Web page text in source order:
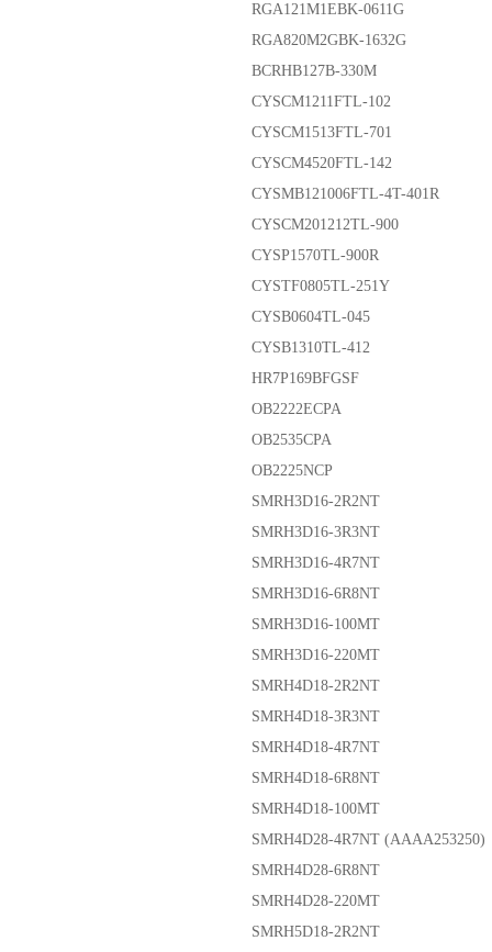
RGA121M1EBK-0611G
RGA820M2GBK-1632G
BCRHB127B-330M
CYSCM1211FTL-102
CYSCM1513FTL-701
CYSCM4520FTL-142
CYSMB121006FTL-4T-401R
CYSCM201212TL-900
CYSP1570TL-900R
CYSTF0805TL-251Y
CYSB0604TL-045
CYSB1310TL-412
HR7P169BFGSF
OB2222ECPA
OB2535CPA
OB2225NCP
SMRH3D16-2R2NT
SMRH3D16-3R3NT
SMRH3D16-4R7NT
SMRH3D16-6R8NT
SMRH3D16-100MT
SMRH3D16-220MT
SMRH4D18-2R2NT
SMRH4D18-3R3NT
SMRH4D18-4R7NT
SMRH4D18-6R8NT
SMRH4D18-100MT
SMRH4D28-4R7NT (AAAA253250)
SMRH4D28-6R8NT
SMRH4D28-220MT
SMRH5D18-2R2NT